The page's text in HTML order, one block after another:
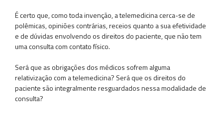
É certo que, como toda invenção, a telemedicina cerca-se de
polêmicas, opiniões contrárias, receios quanto a sua efetividade
e de dúvidas envolvendo os direitos do paciente, que não tem
uma consulta com contato físico.
Será que as obrigações dos médicos sofrem alguma
relativização com a telemedicina? Será que os direitos do
paciente são integralmente resguardados nessa modalidade de
consulta?